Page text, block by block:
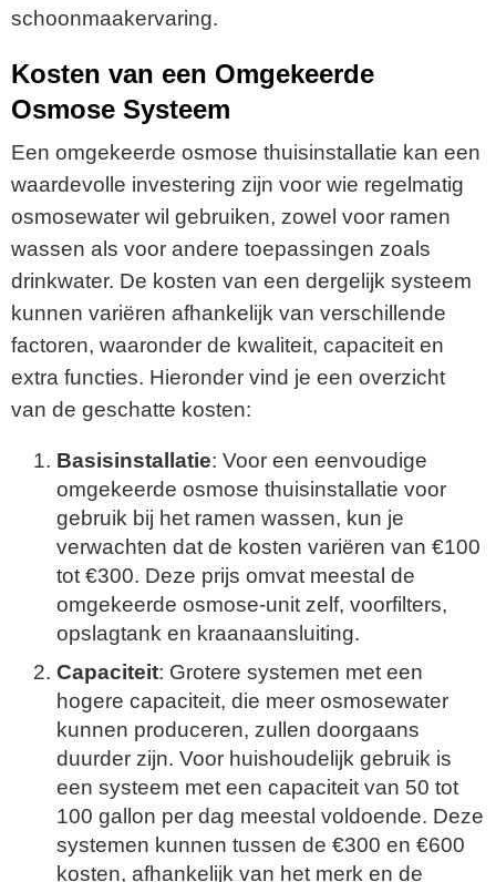
schoonmaakervaring.
Kosten van een Omgekeerde
Osmose Systeem
Een omgekeerde osmose thuisinstallatie kan een
waardevolle investering zijn voor wie regelmatig
osmosewater wil gebruiken, zowel voor ramen
wassen als voor andere toepassingen zoals
drinkwater. De kosten van een dergelijk systeem
kunnen variëren afhankelijk van verschillende
factoren, waaronder de kwaliteit, capaciteit en
extra functies. Hieronder vind je een overzicht
van de geschatte kosten:
Basisinstallatie: Voor een eenvoudige
omgekeerde osmose thuisinstallatie voor
gebruik bij het ramen wassen, kun je
verwachten dat de kosten variëren van €100
tot €300. Deze prijs omvat meestal de
omgekeerde osmose-unit zelf, voorfilters,
opslagtank en kraanaansluiting.
Capaciteit: Grotere systemen met een
hogere capaciteit, die meer osmosewater
kunnen produceren, zullen doorgaans
duurder zijn. Voor huishoudelijk gebruik is
een systeem met een capaciteit van 50 tot
100 gallon per dag meestal voldoende. Deze
systemen kunnen tussen de €300 en €600
kosten, afhankelijk van het merk en de